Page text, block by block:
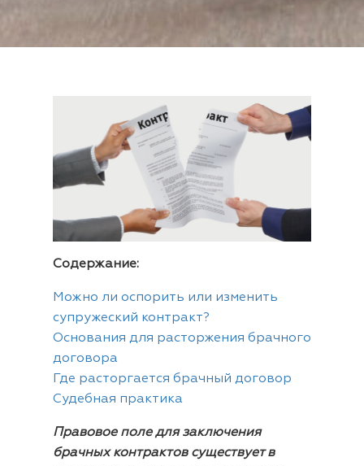
Содержание:
Можно ли оспорить или изменить
супружеский контракт?
Основания для расторжения брачного
договора
Где расторгается брачный договор
Судебная практика
Правовое поле для заключения
брачных контрактов существует в